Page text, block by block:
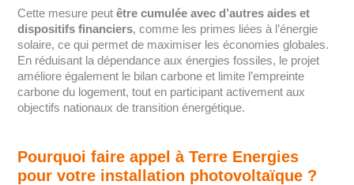
Cette mesure peutêtre cumulée avec d’autres aides et
dispositifs financiers, comme les primes liées à l’énergie
solaire, ce qui permet de maximiser les économies globales.
En réduisant la dépendance aux énergies fossiles, le projet
améliore également le bilan carbone et limite l’empreinte
carbone du logement, tout en participant activement aux
objectifs nationaux de transition énergétique.
Pourquoi faire appel à Terre Energies
pour votre installation photovoltaïque ?